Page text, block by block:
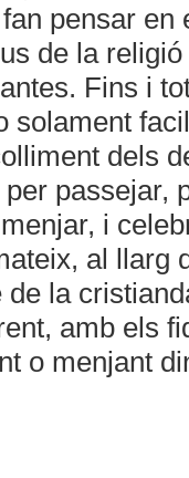
pensar en
de la religió
Fins i
solament
dels
passejar,
i
al llarg
de la
amb els
o menjant